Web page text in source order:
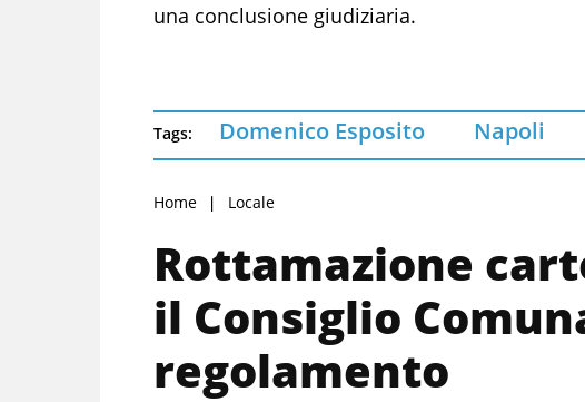
una conclusione giudiziaria.
Tags: Domenico Esposito Napoli
Home Locale
Rottamazione
il Consiglio
regolamento